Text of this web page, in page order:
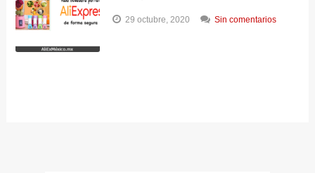
29 octubre, 2020 Sin comentarios